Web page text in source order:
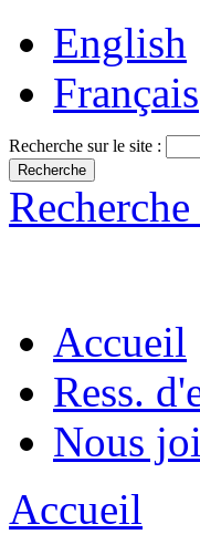
English
Français
Recherche sur le site :
Accueil
Ress.
Nous
Accueil